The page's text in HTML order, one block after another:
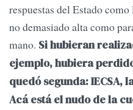
respuestas del Estado
no demasiado alta como
mano. Si hubieran
ejemplo, hubiera
quedó segunda: IECSA,
Acá está el nudo de la